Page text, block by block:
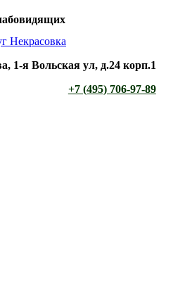
1-я Вольская ул, д.24 корп.1
+7 (495) 706-97-89